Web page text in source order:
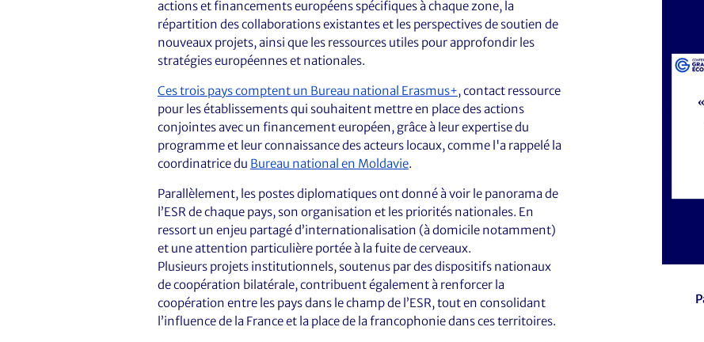
actions et financements européens spécifiques à chaque zone, la
répartition des collaborations existantes et les perspectives de soutien de
nouveaux projets, ainsi que les ressources utiles pour approfondir les
stratégies européennes et nationales.
Ces trois pays comptent un Bureau national Erasmus+, contact ressource
pour les établissements qui souhaitent mettre en place des actions
conjointes avec un financement européen, grâce à leur expertise du
programme et leur connaissance des acteurs locaux, comme l'a rappelé la
coordinatrice du Bureau national en Moldavie.
Parallèlement, les postes diplomatiques ont donné à voir le panorama de
l’ESR de chaque pays, son organisation et les priorités nationales. En
ressort un enjeu partagé d’internationalisation (à domicile notamment)
et une attention particulière portée à la fuite de cerveaux.
Plusieurs projets institutionnels, soutenus par des dispositifs nationaux
de coopération bilatérale, contribuent également à renforcer la
coopération entre les pays dans le champ de l’ESR, tout en consolidant
l’influence de la France et la place de la francophonie dans ces territoires.